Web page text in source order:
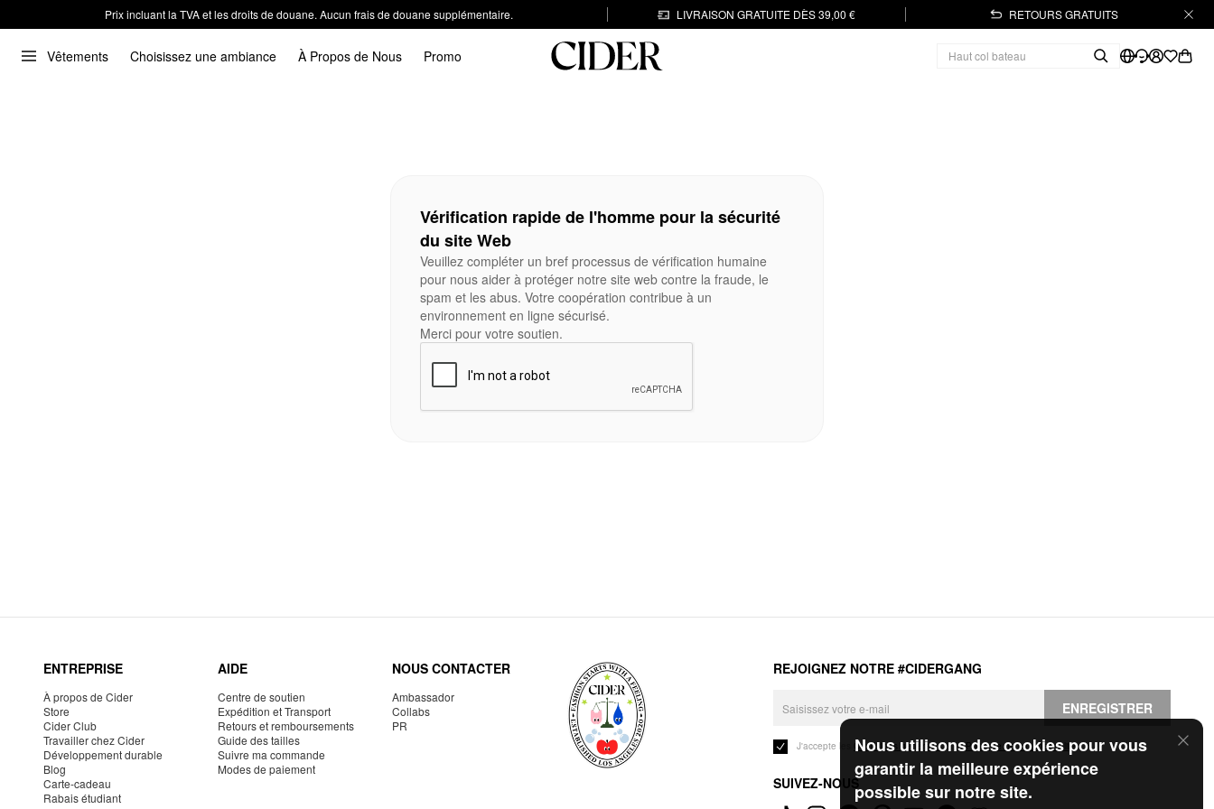
Prix incluant la TVA et les droits de douane. Aucun frais de douane supplémentaire. LIVRAISON GRATUITE DÈS 39,00 € RETOURS GRATUITS
Vêtements Choisissez une ambiance À Propos de Nous Promo
Nous utilisons des cookies pour vous
garantir la meilleure expérience
possible sur notre site.
Vérification rapide de l'homme pour la sécurité
du site Web
Veuillez compléter un bref processus de vérification humaine
pour nous aider à protéger notre site web contre la fraude, le
spam et les abus. Votre coopération contribue à un
environnement en ligne sécurisé.
Merci pour votre soutien.
ENTREPRISE
À propos de Cider
Store
Cider Club
Travailler chez Cider
Développement durable
Blog
Carte-cadeau
Rabais étudiant
AIDE
Centre de soutien
Expédition et Transport
Retours et remboursements
Guide des tailles
Suivre ma commande
Modes de paiement
NOUS CONTACTER
Ambassador
Collabs
PR
REJOIGNEZ NOTRE #CIDERGANG
ENREGISTRER
J'accepte les Conditions généraleset laPolitique de confidentialité.
SUIVEZ-NOUS